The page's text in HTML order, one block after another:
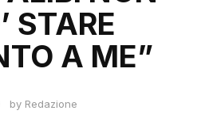
STARE
A ME”
by Redazione